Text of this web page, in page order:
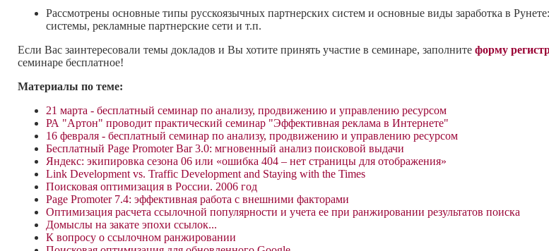
Рассмотрены основные типы русскоязычных партнерских систем и основные виды заработка в
системы, рекламные партнерские сети и т.п.
Если Вас заинтересовали темы докладов и Вы хотите принять участие в семинаре, заполните форму
семинаре бесплатное!
Материалы по теме:
21 марта - бесплатный семинар по анализу, продвижению и управлению ресурсом
РА "Артон" проводит практический семинар "Эффективная реклама в Интернете"
16 февраля - бесплатный семинар по анализу, продвижению и управлению ресурсом
Бесплатный Page Promoter Bar 3.0: мгновенный анализ поисковой выдачи
Яндекс: экипировка сезона 06 или «ошибка 404 – нет страницы для отображения»
Link Development vs. Traffic Development and Staying with the Times
Поисковая оптимизация в России. 2006 год
Page Promoter 7.4: эффективная работа с внешними факторами
Оптимизация расчета ссылочной популярности и учета ее при ранжировании результатов поиска
Домыслы на закате эпохи ссылок...
К вопросу о ссылочном ранжировании